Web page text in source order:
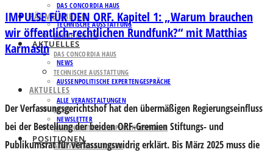
DAS CONCORDIA HAUS
TECHNISCHE AUSSTATTUNG
AKTUELLES
NEWS
AUSSENPOLITISCHE EXPERTENGESPRÄCHE
ALLE VERANSTALTUNGEN
NEWSLETTER
POSITIONEN
RÄUME MIETEN
RÄUME MIETEN
DAS CONCORDIA HAUS
TECHNISCHE AUSSTATTUNG
AKTUELLES
NEWS
AUSSENPOLITISCHE EXPERTENGESPRÄCHE
ALLE VERANSTALTUNGEN
IMPULSE FÜR DEN ORF. Kapitel 1: „Warum brauchen
wir öffentlich-rechtlichen Rundfunk?“ mit Matthias
Karmasin
Der Verfassungsgerichtshof hat den übermäßigen Regierungseinfluss
bei der Bestellung der beiden ORF-Gremien Stiftungs- und
Publikumsrat für verfassungswidrig erklärt. Bis März 2025 muss die